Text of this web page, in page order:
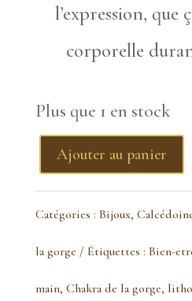
l’expression, que
corporelle
Plus que 1 en stock
quantité
de
Pendentif
calcédoine
Ajouter au panier
Catégories : Bijoux,
la gorge Étiquettes : Bien-
main, Chakra de la gorge,